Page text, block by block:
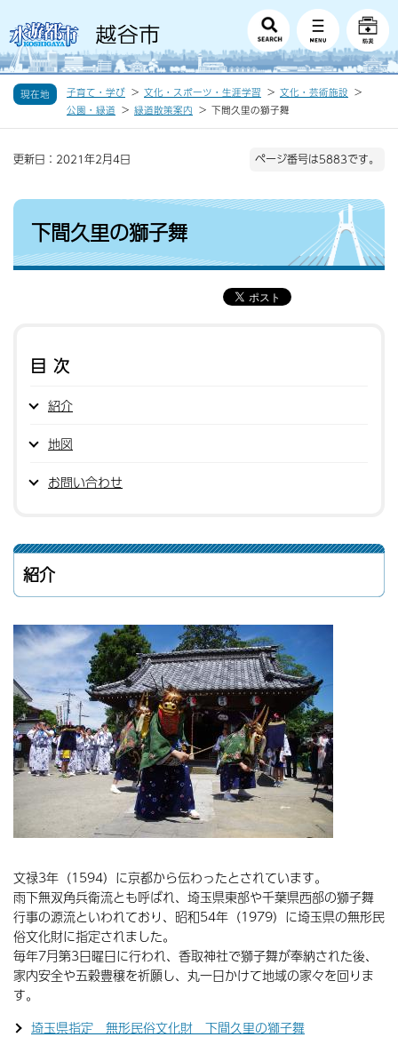
現在地 子育て・学び 文化・スポーツ・生涯学習
文化・芸術施設
公園・緑道
緑道散策案内 下間久里の獅子舞
更新日：2021年2月4日 ページ番号は5883です。
下間久里の獅子舞
目次
紹介
地図
お問い合わせ
紹介
文禄3年（1594）に京都から伝わったとされています。
雨下無双角兵衛流とも呼ばれ、埼玉県東部や千葉県西部の獅子舞
行事の源流といわれており、昭和54年（1979）に埼玉県の無形民
俗文化財に指定されました。
毎年7月第3日曜日に行われ、香取神社で獅子舞が奉納された後、
家内安全や五穀豊穣を祈願し、丸一日かけて地域の家々を回りま
す。
埼玉県指定 無形民俗文化財 下間久里の獅子舞